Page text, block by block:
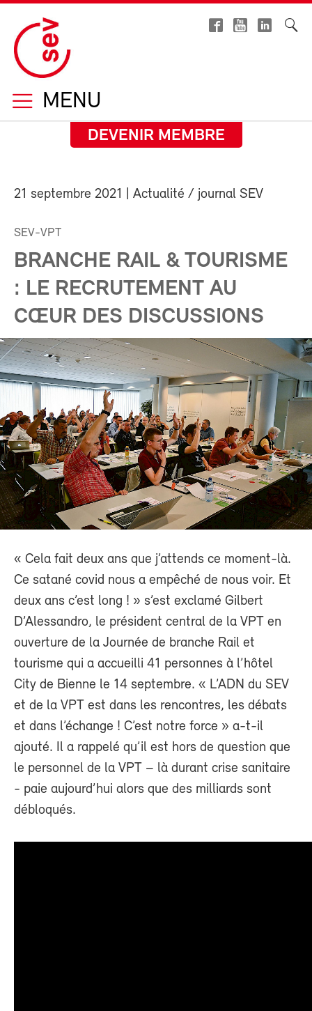
MENU
DEVENIR MEMBRE
21 septembre 2021 | Actualité / journal SEV
SEV-VPT
BRANCHE RAIL & TOURISME
: LE RECRUTEMENT AU
CŒUR DES DISCUSSIONS
« Cela fait deux ans que j’attends ce moment-là.
Ce satané covid nous a empêché de nous voir. Et
deux ans c’est long ! » s’est exclamé Gilbert
D’Alessandro, le président central de la VPT en
ouverture de la Journée de branche Rail et
tourisme qui a accueilli 41 personnes à l’hôtel
City de Bienne le 14 septembre. « L’ADN du SEV
et de la VPT est dans les rencontres, les débats
et dans l’échange ! C’est notre force » a-t-il
ajouté. Il a rappelé qu’il est hors de question que
le personnel de la VPT – là durant crise sanitaire
- paie aujourd’hui alors que des milliards sont
débloqués.